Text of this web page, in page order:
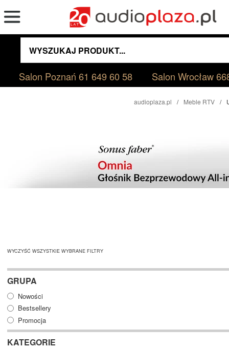
Salon Poznań61 649 60 58 Salon Wrocław
audioplaza.pl Meble RTV
WYCZYŚĆ WSZYSTKIE WYBRANE FILTRY
GRUPA
Nowości
Bestsellery
Promocja
KATEGORIE